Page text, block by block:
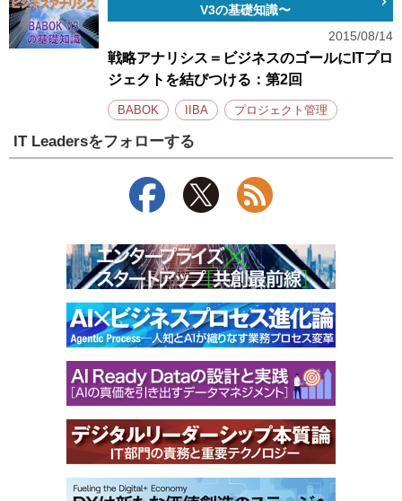
V3の基礎知識〜
2015/08/14
戦略アナリシス＝ビジネスのゴールにITプロ
ジェクトを結びつける：第2回
BABOK IIBA プロジェクト管理
IT Leadersをフォローする